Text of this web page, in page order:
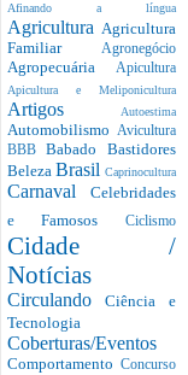
Afinando a língua
Agricultura Agricultura
Familiar Agronegócio
Agropecuária Apicultura
Apicultura e Meliponicultura
Artigos Autoestima
Automobilismo Avicultura
BBBBabado Bastidores
Beleza Brasil Caprinocultura
Carnaval Celebridades
e Famosos Ciclismo
Cidade /
Notícias
CirculandoCiência e
Tecnologia
Coberturas/Eventos
Comportamento Concurso